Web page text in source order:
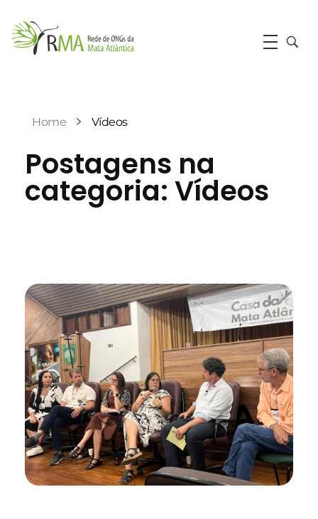
Home Vídeos
Postagens na
categoria: Vídeos
Necessário
Esses cookies
não são
opcionais. São
necessários